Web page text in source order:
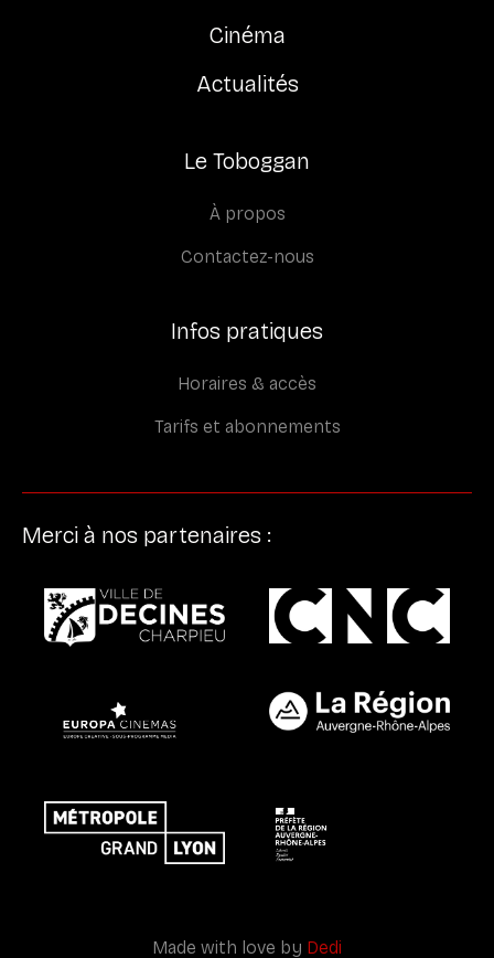
Cinéma
Actualités
Le Toboggan
À propos
Contactez-nous
Infos pratiques
Horaires & accès
Tarifs et abonnements
Merci à nos partenaires :
Made with love by Dedi